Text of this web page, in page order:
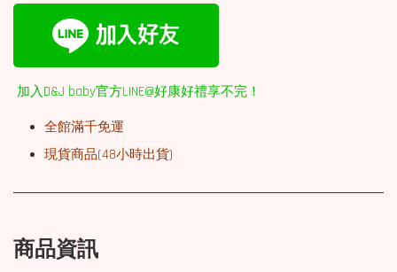
加入D&J baby官方LINE@好康好禮享不完！
全館滿千免運
現貨商品(48小時出貨)
商品資訊